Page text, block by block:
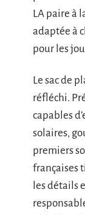
LA paire à
adaptée à
pour les
Le sac de
réfléchi.
capables
solaires,
premiers
françaises
les détails